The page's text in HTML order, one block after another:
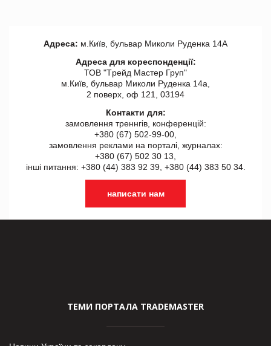
Адреса: м.Київ, бульвар Миколи Руденка 14А
Адреса для кореспонденції:
ТОВ "Tрейд Мастер Груп"
м.Київ, бульвар Миколи Руденка 14а,
2 поверх, оф 121, 03194
Контакти для:
замовлення треннгів, конференцій:
+380 (67) 502-99-00,
замовлення реклами на порталі, журналах:
+380 (67) 502 30 13,
інші питання: +380 (44) 383 92 39, +380 (44) 383 50 34.
написати нам
ТЕМИ ПОРТАЛА TRADEMASTER